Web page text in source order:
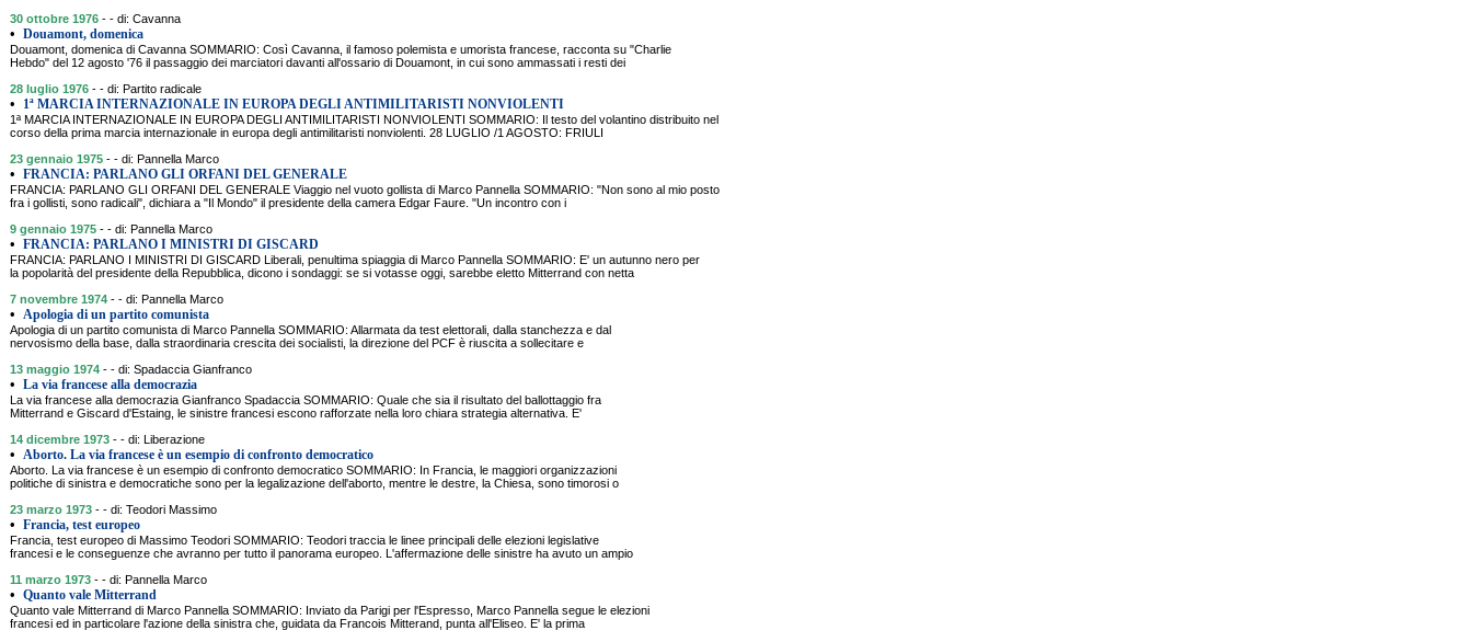
30 ottobre 1976 - - di: Cavanna
• Douamont, domenica
Douamont, domenica di Cavanna SOMMARIO: Così Cavanna, il famoso polemista e umorista francese, racconta su "Charlie
Hebdo" del 12 agosto '76 il passaggio dei marciatori davanti all'ossario di Douamont, in cui sono ammassati i resti dei
28 luglio 1976 - - di: Partito radicale
• 1ª MARCIA INTERNAZIONALE IN EUROPA DEGLI ANTIMILITARISTI NONVIOLENTI
1ª MARCIA INTERNAZIONALE IN EUROPA DEGLI ANTIMILITARISTI NONVIOLENTI SOMMARIO: Il testo del volantino distribuito nel
corso della prima marcia internazionale in europa degli antimilitaristi nonviolenti. 28 LUGLIO /1 AGOSTO: FRIULI
23 gennaio 1975 - - di: Pannella Marco
• FRANCIA: PARLANO GLI ORFANI DEL GENERALE
FRANCIA: PARLANO GLI ORFANI DEL GENERALE Viaggio nel vuoto gollista di Marco Pannella SOMMARIO: "Non sono al mio posto
fra i gollisti, sono radicali", dichiara a "Il Mondo" il presidente della camera Edgar Faure. "Un incontro con i
9 gennaio 1975 - - di: Pannella Marco
• FRANCIA: PARLANO I MINISTRI DI GISCARD
FRANCIA: PARLANO I MINISTRI DI GISCARD Liberali, penultima spiaggia di Marco Pannella SOMMARIO: E' un autunno nero per
la popolarità del presidente della Repubblica, dicono i sondaggi: se si votasse oggi, sarebbe eletto Mitterrand con netta
7 novembre 1974 - - di: Pannella Marco
• Apologia di un partito comunista
Apologia di un partito comunista di Marco Pannella SOMMARIO: Allarmata da test elettorali, dalla stanchezza e dal
nervosismo della base, dalla straordinaria crescita dei socialisti, la direzione del PCF è riuscita a sollecitare e
13 maggio 1974 - - di: Spadaccia Gianfranco
• La via francese alla democrazia
La via francese alla democrazia Gianfranco Spadaccia SOMMARIO: Quale che sia il risultato del ballottaggio fra
Mitterrand e Giscard d'Estaing, le sinistre francesi escono rafforzate nella loro chiara strategia alternativa. E'
14 dicembre 1973 - - di: Liberazione
• Aborto. La via francese è un esempio di confronto democratico
Aborto. La via francese è un esempio di confronto democratico SOMMARIO: In Francia, le maggiori organizzazioni
politiche di sinistra e democratiche sono per la legalizazione dell'aborto, mentre le destre, la Chiesa, sono timorosi o
23 marzo 1973 - - di: Teodori Massimo
• Francia, test europeo
Francia, test europeo di Massimo Teodori SOMMARIO: Teodori traccia le linee principali delle elezioni legislative
francesi e le conseguenze che avranno per tutto il panorama europeo. L'affermazione delle sinistre ha avuto un ampio
11 marzo 1973 - - di: Pannella Marco
• Quanto vale Mitterrand
Quanto vale Mitterrand di Marco Pannella SOMMARIO: Inviato da Parigi per l'Espresso, Marco Pannella segue le elezioni
francesi ed in particolare l'azione della sinistra che, guidata da Francois Mitterand, punta all'Eliseo. E' la prima